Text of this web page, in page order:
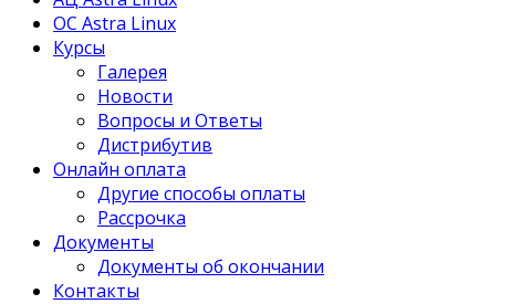
OC Astra Linux
Курсы
Галерея
Новости
Вопросы и Ответы
Дистрибутив
Онлайн оплата
Другие способы оплаты
Рассрочка
Документы
Документы об окончании
Контакты